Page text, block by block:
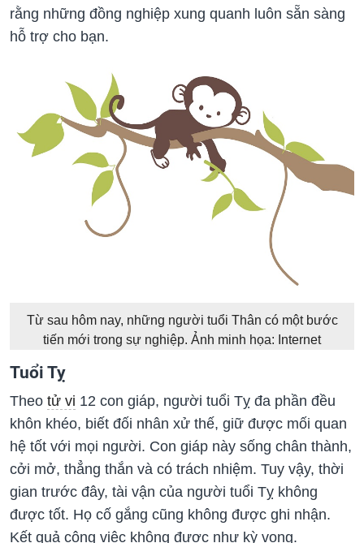
rằng những đồng nghiệp xung quanh luôn sẵn sàng
hỗ trợ cho bạn.
Từ sau hôm nay, những người tuổi Thân có một bước
tiến mới trong sự nghiệp. Ảnh minh họa: Internet
Tuổi Tỵ
Theo tử vi 12 con giáp, người tuổi Tỵ đa phần đều
khôn khéo, biết đối nhân xử thế, giữ được mối quan
hệ tốt với mọi người. Con giáp này sống chân thành,
cởi mở, thẳng thắn và có trách nhiệm. Tuy vậy, thời
gian trước đây, tài vận của người tuổi Tỵ không
được tốt. Họ cố gắng cũng không được ghi nhận.
Kết quả công việc không được như kỳ vọng.